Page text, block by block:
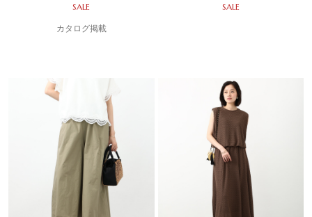
SALE
カタログ掲載
SALE